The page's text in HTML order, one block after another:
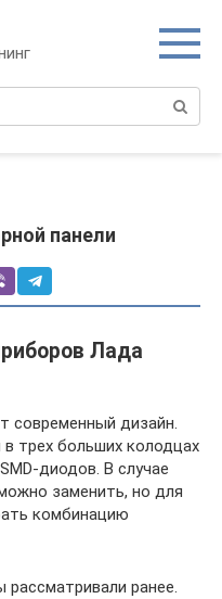
панели
Лада
современный дизайн.
трех больших колодцах
диодов. В случае
заменить, но для
комбинацию
ранее.